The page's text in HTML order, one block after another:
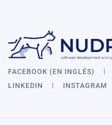
FACEBOOK (EN INGLÉS)
LINKEDIN
INSTAGRAM